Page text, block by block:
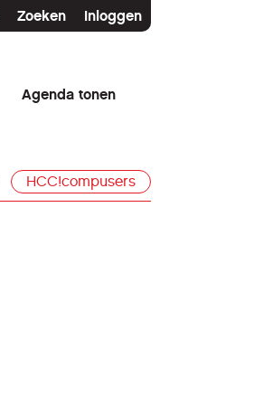
Zoeken Inloggen
Agenda tonen
HCC!compusers